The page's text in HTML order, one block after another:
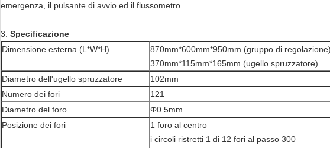
emergenza, il pulsante di avvio ed il flussometro.
3. Specificazione
Dimensione esterna (L*W*H)
870mm*600mm*950mm (gruppo di regolazione)
370mm*115mm*165mm (ugello spruzzatore)
Diametro dell'ugello spruzzatore
102mm
Numero dei fori
121
Diametro del foro
Φ0.5mm
Posizione dei fori
1 foro al centro
i circoli ristretti 1 di 12 fori al passo 300